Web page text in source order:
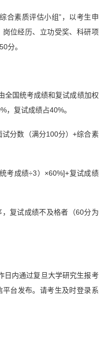
合素质评估小组”，以考生申
位经历、立功受奖、科研项
分。
全国统考成绩和复试成绩加权
，复试成绩占40%。
分数（满分100分）+综合素
考成绩÷3）×60%]+复试成绩
复试成绩不及格者（60分为
日内通过复旦大学研究生报考
台发布。请考生及时登录系